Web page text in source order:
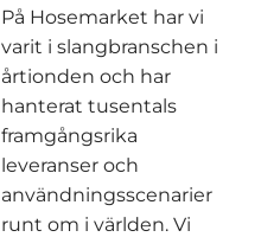
På Hosemarket har vi
varit i slangbranschen i
årtionden och har
hanterat tusentals
framgångsrika
leveranser och
användningsscenarier
runt om i världen. Vi